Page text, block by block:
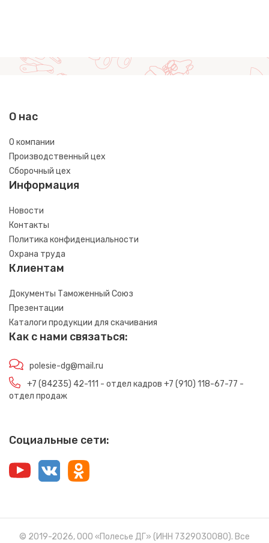
О нас
О компании
Производственный цех
Сборочный цех
Информация
Новости
Контакты
Политика конфиденциальности
Охрана труда
Клиентам
Документы Таможенный Союз
Презентации
Каталоги продукции для скачивания
Как с нами связаться:
polesie-dg@mail.ru
+7 (84235) 42-111 - отдел кадров +7 (910) 118-67-77 -
отдел продаж
Социальные сети:
© 2019-2026, ООО «Полесье ДГ» (ИНН 7329030080). Все